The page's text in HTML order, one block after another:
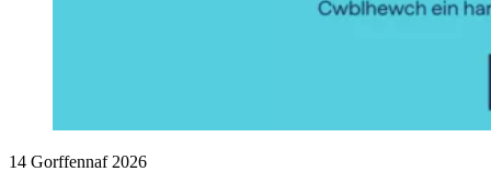
14 Gorffennaf 2026